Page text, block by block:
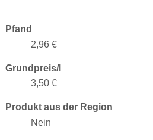
Pfand
2,96 €
Grundpreis/l
3,50 €
Produkt aus der Region
Nein